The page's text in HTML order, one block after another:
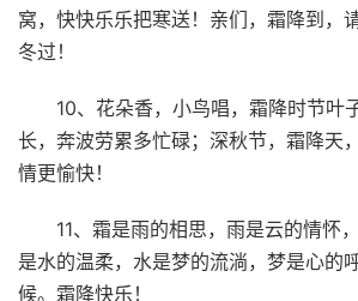
窝，快快乐乐把寒送！亲们，霜降到，
冬过！
10、花朵香，小鸟唱，霜降时节叶
长，奔波劳累多忙碌；深秋节，霜降天
情更愉快！
11、霜是雨的相思，雨是云的情怀
是水的温柔，水是梦的流淌，梦是心的
候。霜降快乐！